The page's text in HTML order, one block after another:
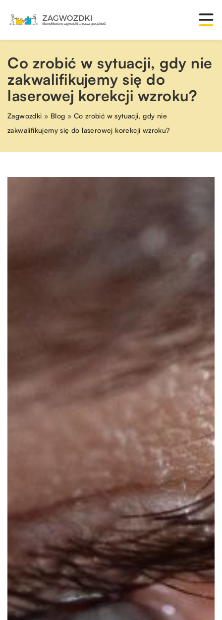
Co zrobić w sytuacji, gdy nie
zakwalifikujemy się do
laserowej korekcji wzroku?
Zagwozdki » Blog » Co zrobić w sytuacji, gdy nie
zakwalifikujemy się do laserowej korekcji wzroku?